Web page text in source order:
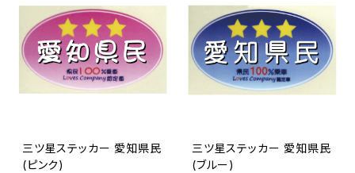
三ツ星ステッカー 愛知県民
(ピンク)
三ツ星ステッカー 愛知県民
(ブルー)